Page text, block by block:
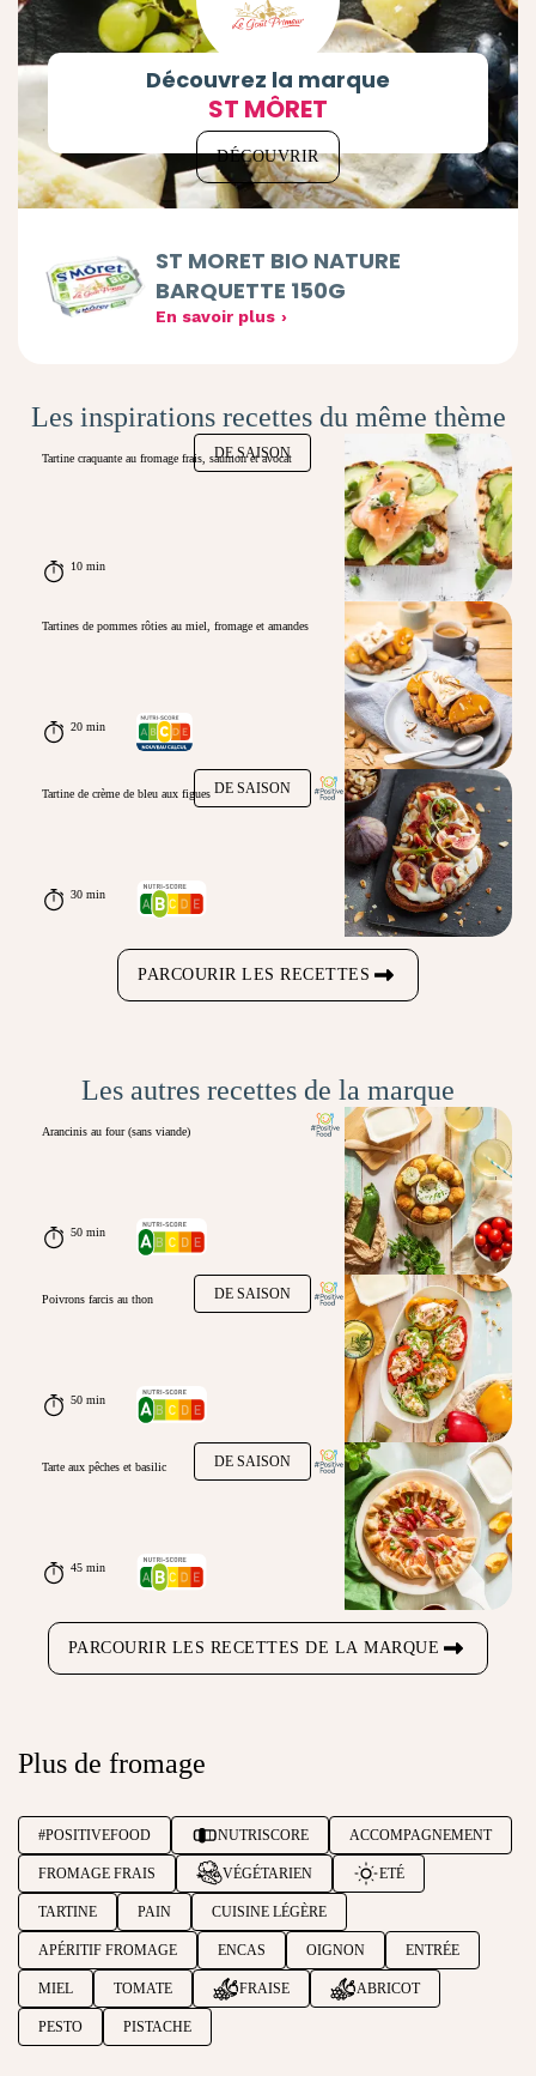
Découvrez la marque
ST MÔRET
DÉCOUVRIR
ST MORET BIO NATURE
BARQUETTE 150G
En savoir plus
Les inspirations recettes du même thème
DE SAISON
Tartine craquante au fromage frais, saumon et avocat
10 min
Tartines de pommes rôties au miel, fromage et amandes
20 min
DE SAISON
Tartine de crème de bleu aux figues
30 min
PARCOURIR LES RECETTES
Les autres recettes de la marque
Arancinis au four (sans viande)
50 min
DE SAISON
Poivrons farcis au thon
50 min
DE SAISON
Tarte aux pêches et basilic
45 min
PARCOURIR LES RECETTES DE LA MARQUE
Plus de fromage
#POSITIVEFOOD NUTRISCORE ACCOMPAGNEMENT
FROMAGE FRAIS VÉGÉTARIEN ETÉ
TARTINE PAIN CUISINE LÉGÈRE
APÉRITIF FROMAGE ENCAS OIGNON ENTRÉE
MIEL TOMATE FRAISE ABRICOT
PESTO PISTACHE